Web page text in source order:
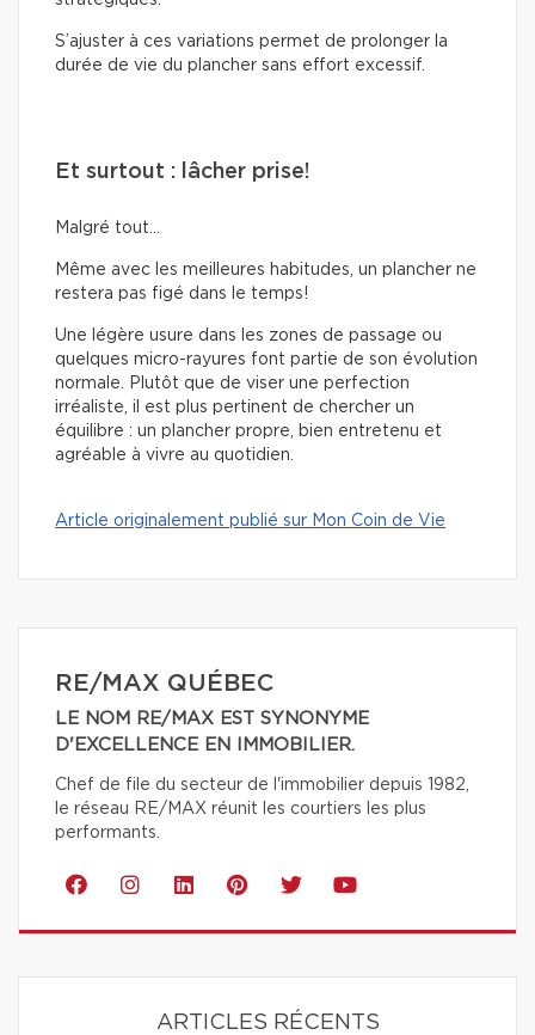
S’ajuster à ces variations permet de prolonger la
durée de vie du plancher sans effort excessif.
Et surtout : lâcher prise!
Malgré tout…
Même avec les meilleures habitudes, un plancher ne
restera pas figé dans le temps!
Une légère usure dans les zones de passage ou
quelques micro-rayures font partie de son évolution
normale. Plutôt que de viser une perfection
irréaliste, il est plus pertinent de chercher un
équilibre : un plancher propre, bien entretenu et
agréable à vivre au quotidien.
Article originalement publié sur Mon Coin de Vie
RE/MAX QUÉBEC
LE NOM RE/MAX EST SYNONYME
D'EXCELLENCE EN IMMOBILIER.
Chef de file du secteur de l'immobilier depuis 1982,
le réseau RE/MAX réunit les courtiers les plus
performants.
ARTICLES RÉCENTS